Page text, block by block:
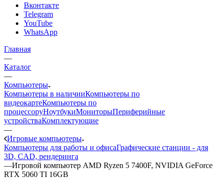
Вконтакте
Telegram
YouTube
WhatsApp
Главная
—
Каталог
—
Компьютеры
Компьютеры в наличииКомпьютеры по
видеокартеКомпьютеры по
процессоруНоутбукиМониторыПериферийные
устройстваКомплектующие
—
Игровые компьютеры
Компьютеры для работы и офисаГрафические станции - для
3D, CAD, рендеринга
—Игровой компьютер AMD Ryzen 5 7400F, NVIDIA GeForce
RTX 5060 TI 16GB